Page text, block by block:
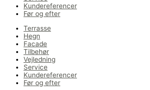
Kundereferencer
Før og efter
Terrasse
Hegn
Facade
Tilbehør
Vejledning
Service
Kundereferencer
Før og efter